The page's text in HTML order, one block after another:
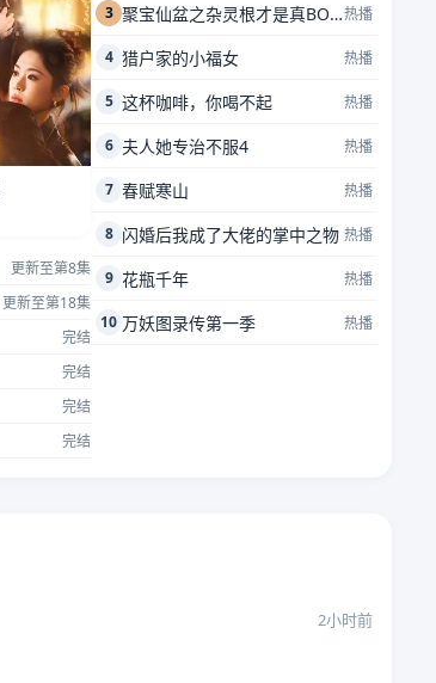
更新至第8集
更新至第18集
完结
完结
完结
完结
3 聚宝仙盆之杂灵根才是真BOSS热播
4 猎户家的小福女 热播
5 这杯咖啡，你喝不起 热播
6 夫人她专治不服4 热播
7 春赋寒山 热播
8 闪婚后我成了大佬的掌中之物 热播
9 花瓶千年 热播
10 万妖图录传第一季 热播
2小时前